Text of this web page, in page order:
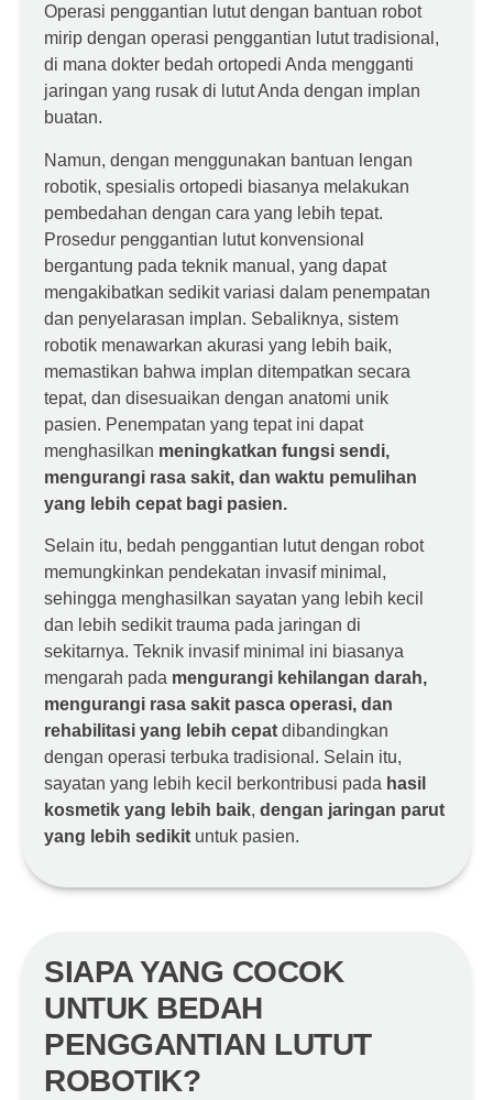
Operasi penggantian lutut dengan bantuan robot
mirip dengan operasi penggantian lutut tradisional,
di mana dokter bedah ortopedi Anda mengganti
jaringan yang rusak di lutut Anda dengan implan
buatan.
Namun, dengan menggunakan bantuan lengan
robotik, spesialis ortopedi biasanya melakukan
pembedahan dengan cara yang lebih tepat.
Prosedur penggantian lutut konvensional
bergantung pada teknik manual, yang dapat
mengakibatkan sedikit variasi dalam penempatan
dan penyelarasan implan. Sebaliknya, sistem
robotik menawarkan akurasi yang lebih baik,
memastikan bahwa implan ditempatkan secara
tepat, dan disesuaikan dengan anatomi unik
pasien. Penempatan yang tepat ini dapat
menghasilkan meningkatkan fungsi sendi,
mengurangi rasa sakit, dan waktu pemulihan
yang lebih cepat bagi pasien.
Selain itu, bedah penggantian lutut dengan robot
memungkinkan pendekatan invasif minimal,
sehingga menghasilkan sayatan yang lebih kecil
dan lebih sedikit trauma pada jaringan di
sekitarnya. Teknik invasif minimal ini biasanya
mengarah pada mengurangi kehilangan darah,
mengurangi rasa sakit pasca operasi, dan
rehabilitasi yang lebih cepat dibandingkan
dengan operasi terbuka tradisional. Selain itu,
sayatan yang lebih kecil berkontribusi pada hasil
kosmetik yang lebih baik, dengan jaringan parut
yang lebih sedikit untuk pasien.
SIAPA YANG COCOK
UNTUK BEDAH
PENGGANTIAN LUTUT
ROBOTIK?